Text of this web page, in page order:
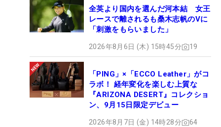
全英より国内を選んだ河本結 女王
レースで離されるも桑木志帆のVに
「刺激をもらいました」
2026年8月6日 (木) 15時45分 19
「PING」×「ECCO Leather」がコ
ラボ！ 経年変化を楽しむ上質な
『ARIZONA DESERT』コレクショ
ン、9月15日限定デビュー
2026年8月7日 (金) 14時28分 64